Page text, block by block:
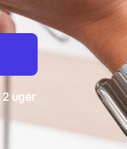
2 uger